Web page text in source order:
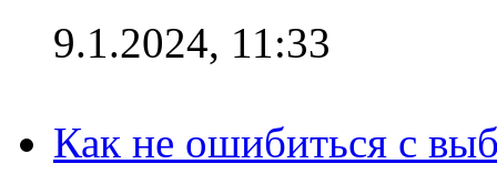
9.1.2024, 11:33
Как не ошибиться с